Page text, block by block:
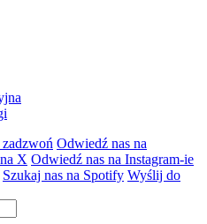
Odwiedź nas na
X Odwiedź nas na Instagram-ie
Szukaj nas na Spotify Wyślij do